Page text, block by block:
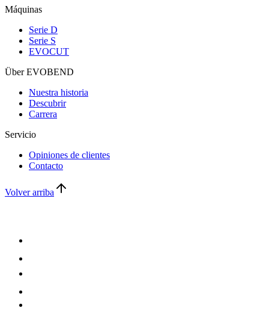
Máquinas
Serie D
Serie S
EVOCUT
Über EVOBEND
Nuestra historia
Descubrir
Carrera
Servicio
Opiniones de clientes
Contacto
Volver arriba